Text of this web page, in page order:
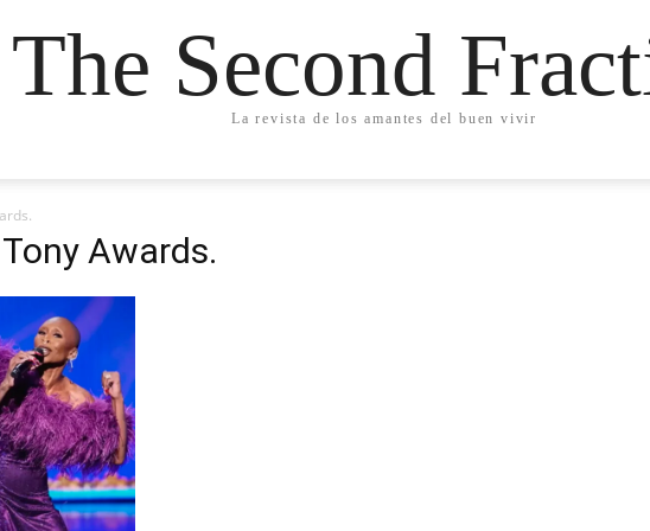
The Second
La revista de los amantes del buen vivir
Awards.